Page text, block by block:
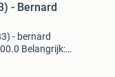
- Bernard
- bernard
Belangrijk: